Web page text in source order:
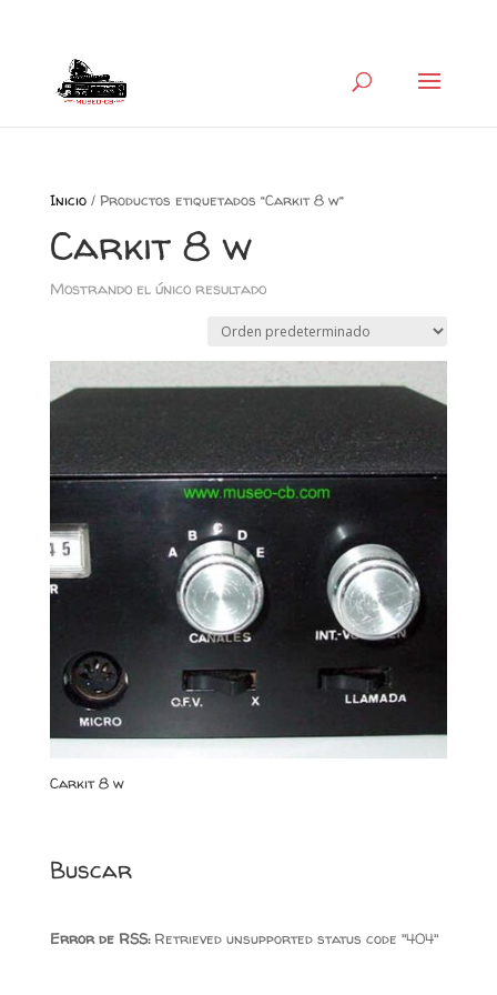
Inicio/ Productos etiquetados “Carkit 8 w”
Carkit 8 w
Mostrando el único resultado
Carkit 8 w
Buscar
Error de RSS:Retrieved unsupported status code "404"